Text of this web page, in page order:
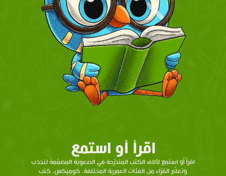
اقرأ أو استمع
اقرأ أو استمع لآلاف الكتب المتدرّحة في الصعوبة المصمّمة لتجذب
وتعلّم القرّاء من الفئات العمرية المختلفة. كوميكس، كتب